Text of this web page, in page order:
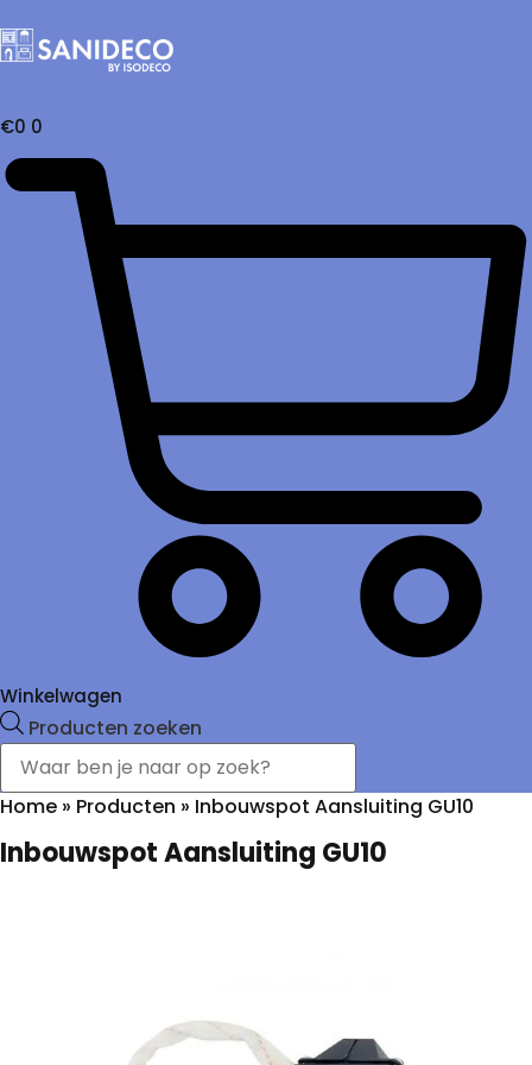
€0 0
Winkelwagen
Producten zoeken
Home » Producten » Inbouwspot Aansluiting GU10
Inbouwspot Aansluiting GU10